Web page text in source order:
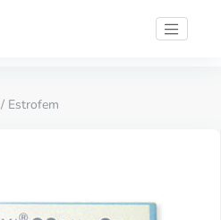
/ Estrofem